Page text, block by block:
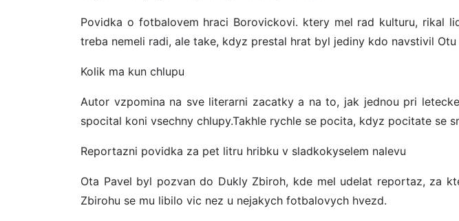
Povidka o fotbalovem hraci Borovickovi. ktery mel rad kulturu, rikal
treba nemeli radi, ale take, kdyz prestal hrat byl jediny kdo navstivil
Kolik ma kun chlupu
Autor vzpomina na sve literarni zacatky a na to, jak jednou pri
spocital koni vsechny chlupy.Takhle rychle se pocita, kdyz pocitate se
Reportazni povidka za pet litru hribku v sladkokyselem nalevu
Ota Pavel byl pozvan do Dukly Zbiroh, kde mel udelat reportaz, za
Zbirohu se mu libilo vic nez u nejakych fotbalovych hvezd.